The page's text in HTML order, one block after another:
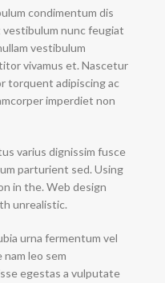
condimentum dis
nunc feugiat
vestibulum
vivamus et. Nascetur
torquent adipiscing ac
imperdiet non
varius dignissim fusce
parturient sed. Using
in the. Web design
unrealistic.
urna fermentum vel
leo sem
egestas a vulputate